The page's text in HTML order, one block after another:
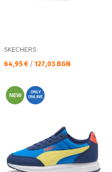
SKECHERS
Текуща цена:
64,95 € / 127,03 BGN
NEW
ONLY
ONLINE